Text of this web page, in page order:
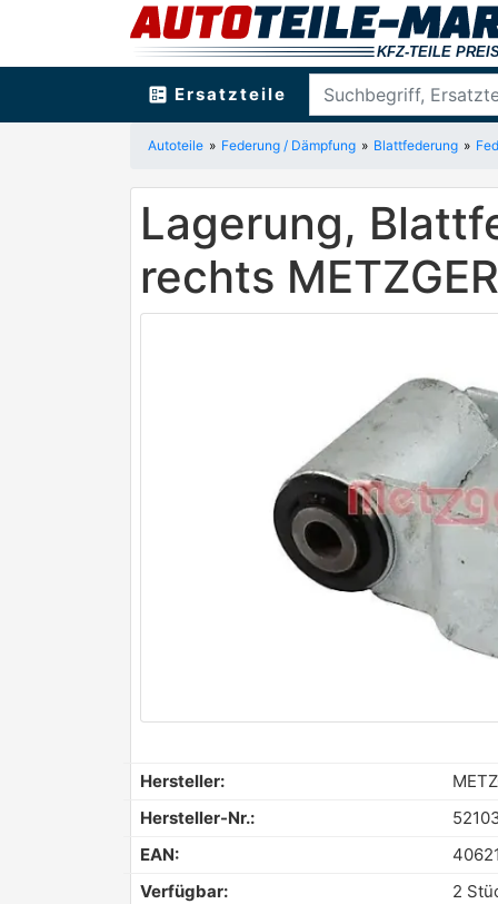
ballot Ersatzteile
Autoteile Federung / Dämpfung Blattfederung
Lagerung,
rechts
Hersteller:
Hersteller-Nr.:
EAN:
Verfügbar:
2